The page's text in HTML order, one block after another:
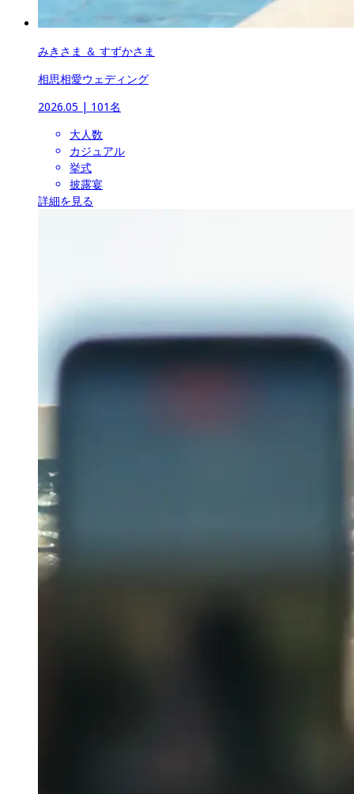
みきさま ＆ すずかさま
相思相愛ウェディング
2026.05 | 101名
大人数
カジュアル
挙式
披露宴
詳細を見る